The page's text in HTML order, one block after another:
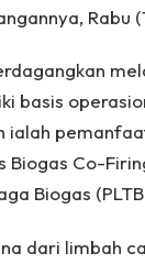
Rabu
basis
Co-
Biogas
dari limbah